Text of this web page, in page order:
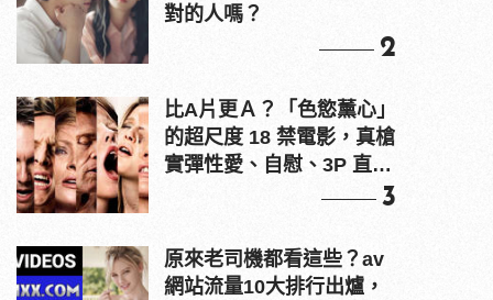
對的人嗎？
2
比A片更Ａ？「色慾薰心」
的超尺度 18 禁電影，真槍
實彈性愛、自慰、3P 直接
3
原來老司機都看這些？av
網站流量10大排行出爐，